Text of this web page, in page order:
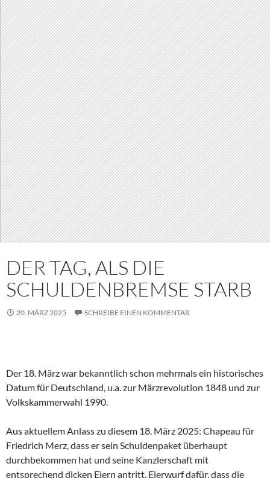
DER TAG, ALS DIE
SCHULDENBREMSE STARB
20. MÄRZ 2025 SCHREIBE EINEN KOMMENTAR
Der 18. März war bekanntlich schon mehrmals ein historisches
Datum für Deutschland, u.a. zur Märzrevolution 1848 und zur
Volkskammerwahl 1990.
Aus aktuellem Anlass zu diesem 18. März 2025: Chapeau für
Friedrich Merz, dass er sein Schuldenpaket überhaupt
durchbekommen hat und seine Kanzlerschaft mit
entsprechend dicken Eiern antritt. Eierwurf dafür, dass die